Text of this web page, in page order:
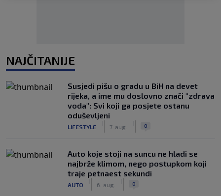
NAJČITANIJE
Susjedi pišu o gradu u BiH na devet
rijeka, a ime mu doslovno znači "zdrava
voda": Svi koji ga posjete ostanu
oduševljeni
LIFESTYLE 7. aug. 0
Auto koje stoji na suncu ne hladi se
najbrže klimom, nego postupkom koji
traje petnaest sekundi
AUTO 6. aug. 0